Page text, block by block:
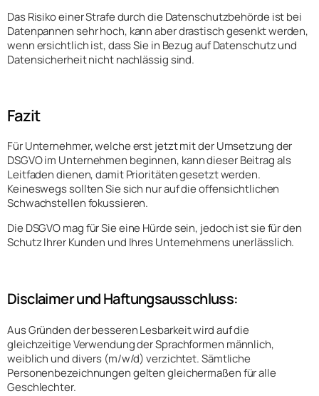
Das Risiko einer Strafe durch die Datenschutzbehörde ist bei
Datenpannen sehr hoch, kann aber drastisch gesenkt werden,
wenn ersichtlich ist, dass Sie in Bezug auf Datenschutz und
Datensicherheit nicht nachlässig sind.
Fazit
Für Unternehmer, welche erst jetzt mit der Umsetzung der
DSGVO im Unternehmen beginnen, kann dieser Beitrag als
Leitfaden dienen, damit Prioritäten gesetzt werden.
Keineswegs sollten Sie sich nur auf die offensichtlichen
Schwachstellen fokussieren.
Die DSGVO mag für Sie eine Hürde sein, jedoch ist sie für den
Schutz Ihrer Kunden und Ihres Unternehmens unerlässlich.
Disclaimer und Haftungsausschluss:
Aus Gründen der besseren Lesbarkeit wird auf die
gleichzeitige Verwendung der Sprachformen männlich,
weiblich und divers (m/w/d) verzichtet. Sämtliche
Personenbezeichnungen gelten gleichermaßen für alle
Geschlechter.